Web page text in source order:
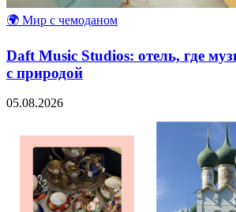
🌍 Мир с чемоданом
Daft Music Studios: отель, где
с природой
05.08.2026